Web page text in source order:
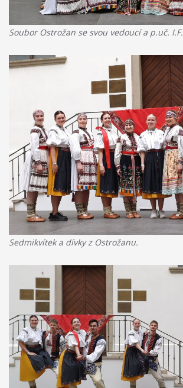
Soubor Ostrožan se svou vedoucí a p.uč. I.F.
Sedmikvítek a dívky z Ostrožanu.